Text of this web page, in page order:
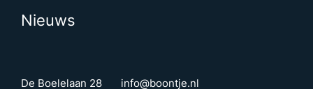
Nieuws
De Boelelaan 28 info@boontje.nl